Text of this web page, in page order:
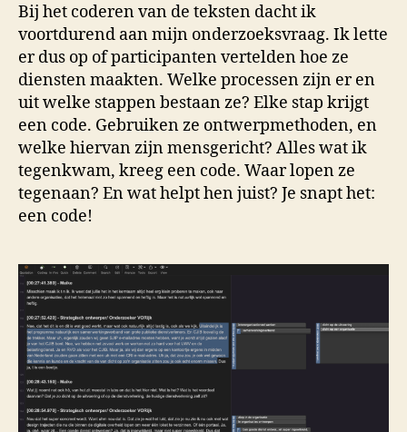
Bij het coderen van de teksten dacht ik
voortdurend aan mijn onderzoeksvraag. Ik lette
er dus op of participanten vertelden hoe ze
diensten maakten. Welke processen zijn er en
uit welke stappen bestaan ze? Elke stap krijgt
een code. Gebruiken ze ontwerpmethoden, en
welke hiervan zijn mensgericht? Alles wat ik
tegenkwam, kreeg een code. Waar lopen ze
tegenaan? En wat helpt hen juist? Je snapt het:
een code!